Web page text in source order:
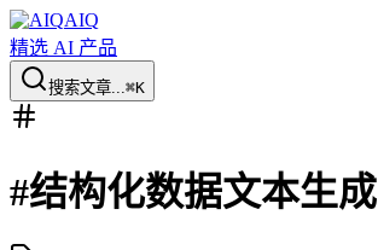
AIQ
精选 AI 产品
搜索文章...⌘K
#结构化数据文本生成